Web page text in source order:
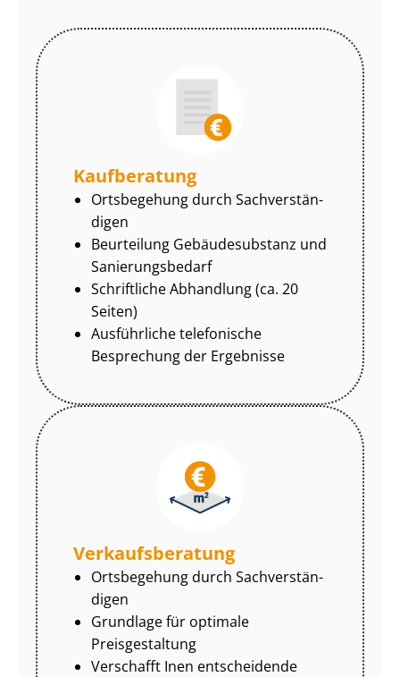
Kaufberatung
Ortsbegehung durch Sach­ver­stän­
di­gen
Beurteilung Gebäudesubstanz und
Sa­nie­rungs­be­darf
Schriftliche Abhandlung (ca. 20
Seiten)
Ausführliche telefonische
Besprechung der Ergebnisse
Ver­kaufs­be­ra­tung
Ortsbegehung durch Sach­ver­stän­
di­gen
Grundlage für optimale
Preisgestaltung
Verschafft Inen entscheidende